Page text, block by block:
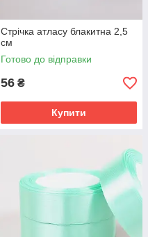
Стрічка атласу блакитна 2,5
см
Готово до відправки
56 ₴
Купити